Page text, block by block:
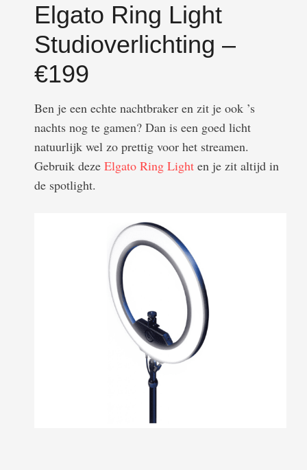
Elgato Ring Light
Studioverlichting –
€199
Ben je een echte nachtbraker en zit je ook ’s
nachts nog te gamen? Dan is een goed licht
natuurlijk wel zo prettig voor het streamen.
Gebruik deze Elgato Ring Light en je zit altijd in
de spotlight.